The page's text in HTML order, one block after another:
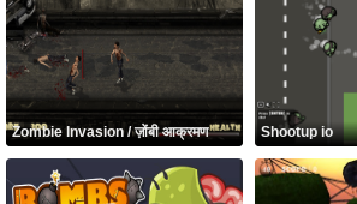
Zombie Invasion / ज़ोंबी आक्रमण Shootup io